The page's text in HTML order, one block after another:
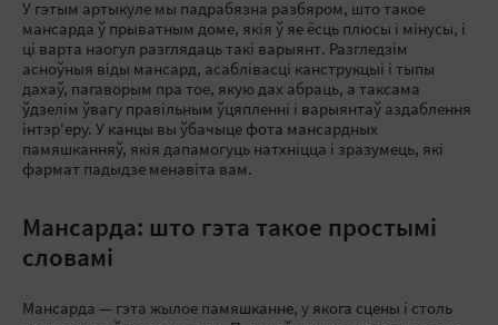
У гэтым артыкуле мы падрабязна разбяром, што такое
мансарда ў прыватным доме, якія ў яе ёсць плюсы і мінусы, і
ці варта наогул разглядаць такі варыянт. Разгледзім
асноўныя віды мансард, асаблівасці канструкцыі і тыпы
дахаў, пагаворым пра тое, якую дах абраць, а таксама
ўдзелім ўвагу правільным ўцяпленні і варыянтаў аздаблення
інтэр'еру. У канцы вы ўбачыце фота мансардных
памяшканняў, якія дапамогуць натхніцца і зразумець, які
фармат падыдзе менавіта вам.
Мансарда: што гэта такое простымі
словамі
Мансарда — гэта жылое памяшканне, у якога сцены і столь